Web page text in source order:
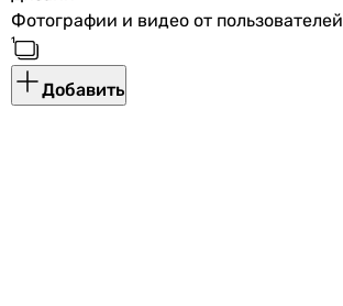
Фотографии и видео от пользователей
Добавить